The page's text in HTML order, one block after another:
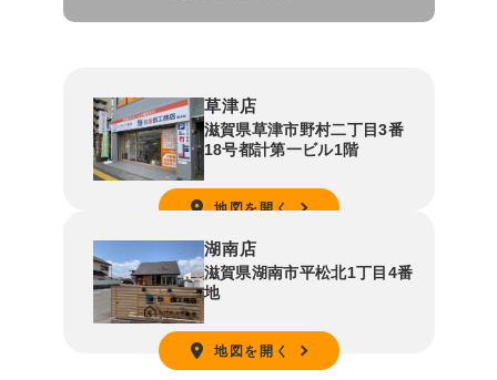
草津店
滋賀県草津市野村二丁目3番
18号都計第一ビル1階
地図を開く
湖南店
滋賀県湖南市平松北1丁目4番
地
地図を開く